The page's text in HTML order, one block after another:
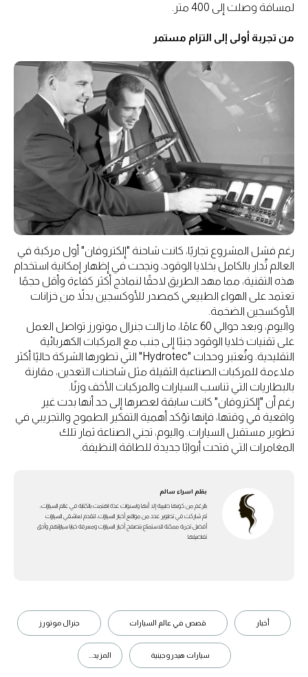
لمسافة وصلت إلى 400 متر.
من تجربة أولى إلى التزام مستمر
رغم فشل المشروع تجاريًا، كانت شاحنة "إلكتروفان" أول مركبة في
العالم تُدار بالكامل بخلايا الوقود، ونجحت في إظهار إمكانية استخدام
هذه التقنية، مما مهد الطريق لاحقًا لنماذج أكثر كفاءة وأقل حجمًا
تعتمد على الهواء الطبيعي كمصدر للأوكسجين بدلاً من خزانات
الأوكسجين الضخمة.
واليوم، وبعد حوالي 60 عامًا، ما زالت جنرال موتورز تواصل العمل
على تقنيات خلايا الوقود جنبًا إلى جنب مع المركبات الكهربائية
التقليدية. وتُعتبر وحدات "Hydrotec" التي تطورها الشركة حاليًا أكثر
ملاءمة للمركبات الصناعية الثقيلة مثل شاحنات التعدين، مقارنة
بالبطاريات التي تناسب السيارات والمركبات الأخف وزنًا.
رغم أن "إلكتروفان" كانت سابقة لعصرها إلى حد أنها بدت غير
واقعية في وقتها، فإنها تؤكد أهمية التفكير الطموح والتجريبي في
تطوير مستقبل السيارات. واليوم، تجني الصناعة ثمار تلك
المغامرات التي فتحت أبوابًا جديدة للطاقة النظيفة.
بقلم اسراء سالم
بالرغم من كونها طبيبة إلا أنها ولسنوات عدة اهتمت بالكتابة في عالم السيارات،
ثم شاركت في تطوير عدد من مواقع أخبار السيارات، لتقدم لعاشقي السيارات
أفضل تجربة ممكنة للاستمتاع بتصفح أخبار السيارات ومعرفة خبايا سياراتهم وأدق
تفاصيلها
أخبار قصص في عالم السيارات جنرال موتورز
سيارات هيدروجينية المزيد...